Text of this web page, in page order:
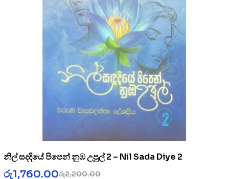
නිල් සදදියේ පිපෙන් නුඹ උපුල් 2 – Nil Sada Diye 2
රු2,200.00
රු1,760.00